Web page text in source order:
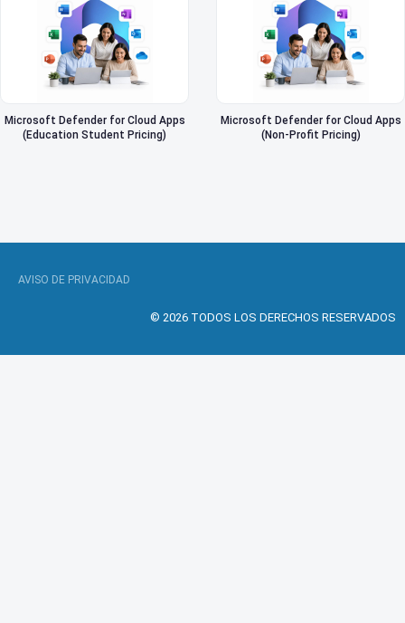
Microsoft Defender for Cloud Apps
(Education Student Pricing)
Microsoft Defender for Cloud Apps
(Non-Profit Pricing)
AVISO DE PRIVACIDAD
© 2026 TODOS LOS DERECHOS RESERVADOS